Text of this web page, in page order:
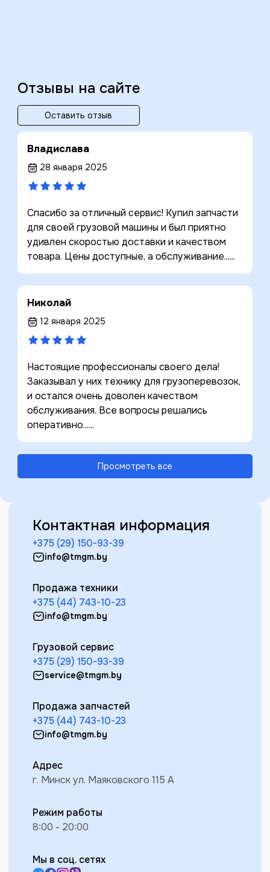
Отзывы на сайте
Оставить отзыв
Владислава
28 января 2025
Спасибо за отличный сервис! Купил запчасти
для своей грузовой машины и был приятно
удивлен скоростью доставки и качеством
товара. Цены доступные, а обслуживание......
Николай
12 января 2025
Настоящие профессионалы своего дела!
Заказывал у них технику для грузоперевозок,
и остался очень доволен качеством
обслуживания. Все вопросы решались
оперативно......
Просмотреть все
Контактная информация
+375 (29) 150-93-39
info@tmgm.by
Продажа техники
+375 (44) 743-10-23
info@tmgm.by
Грузовой сервис
+375 (29) 150-93-39
service@tmgm.by
Продажа запчастей
+375 (44) 743-10-23
info@tmgm.by
Адрес
г. Минск ул. Маяковского 115 А
Режим работы
8:00 - 20:00
Мы в соц. сетях